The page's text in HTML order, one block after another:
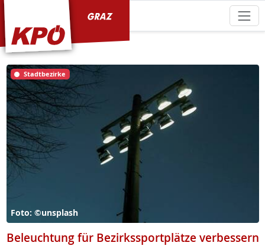
Stadtbezirke
Foto: ©unsplash
Beleuchtung für Bezirkssportplätze verbessern